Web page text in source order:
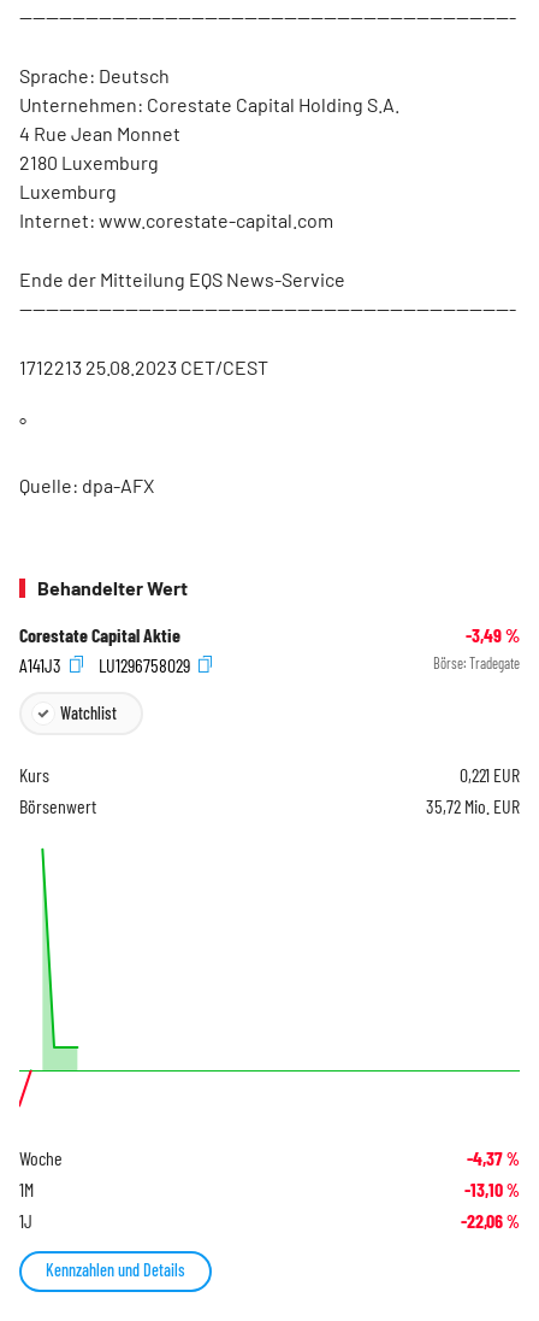
---------------------------------------------------------------------------
Sprache: Deutsch
Unternehmen: Corestate Capital Holding S.A.
4 Rue Jean Monnet
2180 Luxemburg
Luxemburg
Internet: www.corestate-capital.com
Ende der Mitteilung EQS News-Service
---------------------------------------------------------------------------
1712213 25.08.2023 CET/CEST
°
Quelle: dpa-AFX
Behandelter Wert
Corestate Capital Aktie -3,49%
A141J3
LU1296758029 Börse: Tradegate
Watchlist
Kurs 0,221 EUR
Börsenwert
35,72 Mio. EUR
Woche -4,37%
1M -13,10%
1J -22,06%
Kennzahlen und Details